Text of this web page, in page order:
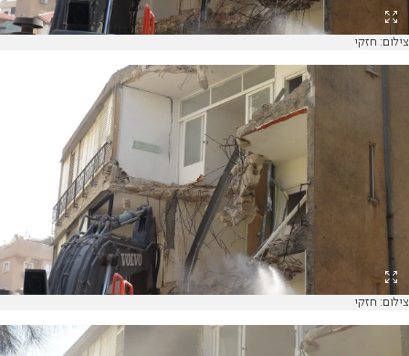
צילום: חזקי
צילום: חזקי